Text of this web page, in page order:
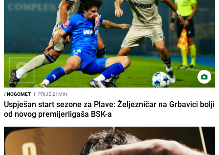
/NOGOMET I PRIJE 21MIN
Uspješan start sezone za Plave: Željezničar na Grbavici bolji
od novog premijerligaša BSK-a